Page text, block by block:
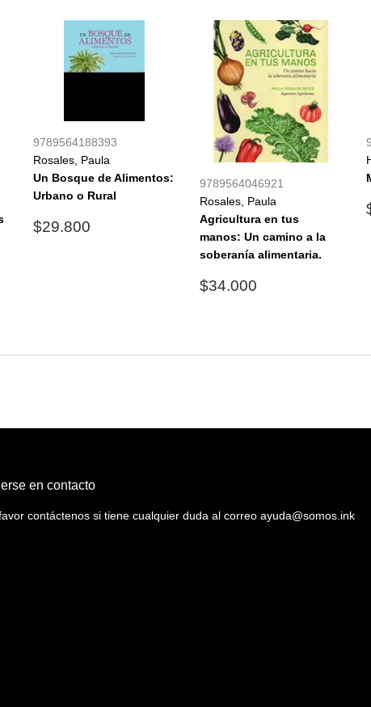
9789564188393
Rosales, Paula
Un Bosque de Alimentos:
Urbano o Rural
Precio
$29.800
9789564046921
Rosales, Paula
Agricultura en tus
manos: Un camino a la
soberanía alimentaria.
Precio
$34.000
en contacto
contáctenos si tiene cualquier duda al correo ayuda@somos.ink